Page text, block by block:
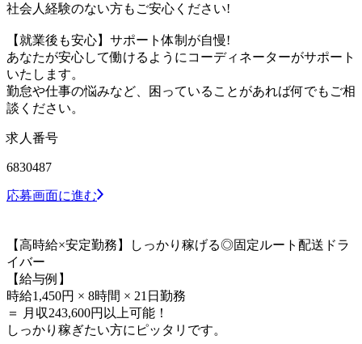
社会人経験のない方もご安心ください!
【就業後も安心】サポート体制が自慢!
あなたが安心して働けるようにコーディネーターがサポート
いたします。
勤怠や仕事の悩みなど、困っていることがあれば何でもご相
談ください。
求人番号
6830487
応募画面に進む
【高時給×安定勤務】しっかり稼げる◎固定ルート配送ドラ
イバー
【給与例】
時給1,450円 × 8時間 × 21日勤務
＝ 月収243,600円以上可能！
しっかり稼ぎたい方にピッタリです。